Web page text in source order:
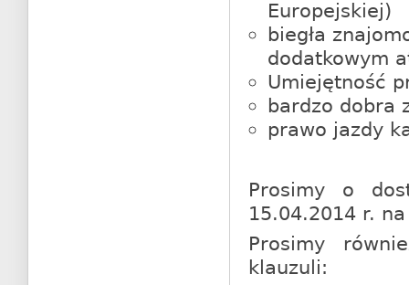
Europejskiej)
biegła
dodatkowym
Umiejętność
bardzo dobra
prawo jazdy
Prosimy o
15.04.2014 r.
Prosimy
klauzuli: